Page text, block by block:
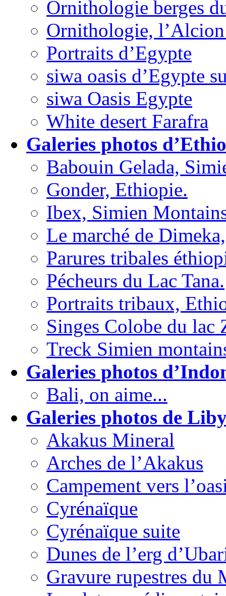
Ornithologie berges
Ornithologie,
Portraits d’Egypte
siwa oasis d’Egypte
siwa Oasis Egypte
White desert Farafra
Galeries photos
Babouin Gelada,
Gonder, Ethiopie.
Ibex, Simien
Le marché de
Parures tribales
Pécheurs du Lac Tana.
Portraits tribaux,
Singes Colobe du lac
Treck Simien
Galeries photos
Bali, on aime...
Galeries photos de
Akakus Mineral
Arches de l’Akakus
Campement vers
Cyrénaïque
Cyrénaïque suite
Dunes de l’erg
Gravure rupestres du